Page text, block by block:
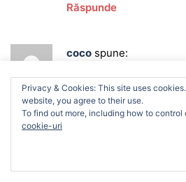
Răspunde
coco spune:
foarte frumoase,
imi place Monet mult!
We use cookies on our website
relevant experience by
and repeat visits. By clicking
use of ALL the cookies.
Privacy & Cookies: This site uses
website, you agree to their use.
To find out more, including how to control
cookie-uri